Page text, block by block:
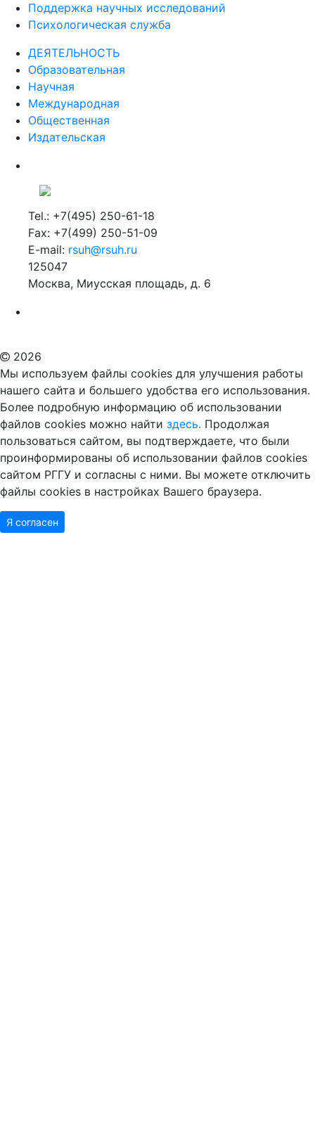
Поддержка научных исследований
Психологическая служба
ДЕЯТЕЛЬНОСТЬ
Образовательная
Научная
Международная
Общественная
Издательская
Tel.: +7(495) 250-61-18
Fax: +7(499) 250-51-09
E-mail: rsuh@rsuh.ru
125047
Москва, Миусская площадь, д. 6
2026
Мы используем файлы cookies для улучшения работы
нашего сайта и большего удобства его использования.
Более подробную информацию об использовании
файлов cookies можно найти здесь. Продолжая
пользоваться сайтом, вы подтверждаете, что были
проинформированы об использовании файлов cookies
сайтом РГГУ и согласны с ними. Вы можете отключить
файлы cookies в настройках Вашего браузера.
Я согласен